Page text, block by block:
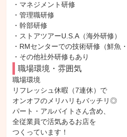
・マネジメント研修
・管理職研修
・幹部研修
・ストアツアーU.S.A（海外研修）
・RMセンターでの技術研修（鮮魚
・その他社外研修もあり
職場環境・雰囲気
職場環境
リフレッシュ休暇（7連休）で
オンオフのメリハリもバッチリ◎
パート・アルバイトさん含め、
全従業員で活気あるお店を
つくっています！